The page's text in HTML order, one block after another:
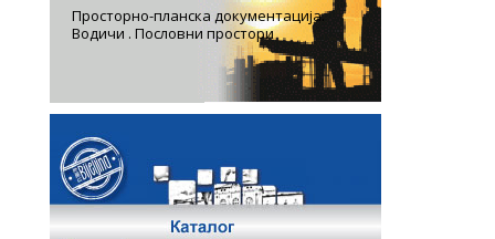
Просторно-планска документација.
Водичи . Пословни простори